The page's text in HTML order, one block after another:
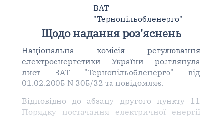
ВАТ
"Тернопільобленерго"
Щодо надання роз'яснень
Національна комісія регулювання
електроенергетики України розглянула
лист ВАТ "Тернопільобленерго" від
01.02.2005 N 305/32 та повідомляє.
Відповідно до абзацу другого пункту 11
Порядку постачання електричної енергії